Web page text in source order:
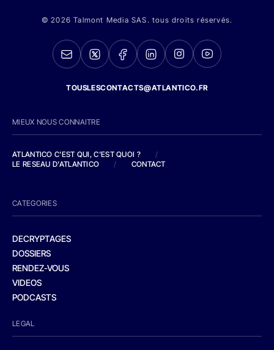
© 2026 Talmont Media SAS. tous droits réservés.
TOUSLESCONTACTS@ATLANTICO.FR
MIEUX NOUS CONNAITRE
ATLANTICO C'EST QUI, C'EST QUOI ?
/
LE RESEAU D'ATLANTICO
/ CONTACT
CATEGORIES
DECRYPTAGES
DOSSIERS
RENDEZ-VOUS
VIDEOS
PODCASTS
LEGAL